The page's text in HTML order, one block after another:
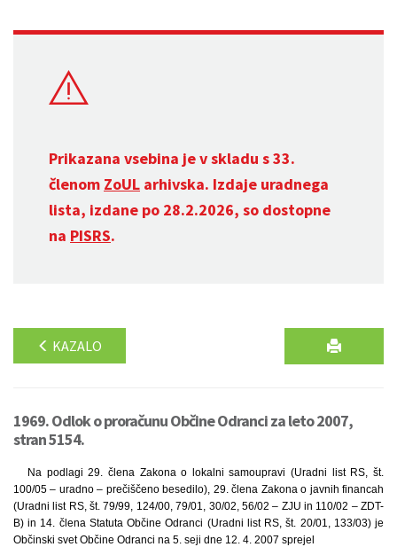
Prikazana vsebina je v skladu s 33.
členom ZoUL arhivska. Izdaje uradnega
lista, izdane po 28.2.2026, so dostopne
na PISRS.
KAZALO
1969. Odlok o proračunu Občine Odranci za leto 2007,
stran 5154.
Na podlagi 29. člena Zakona o lokalni samoupravi (Uradni list RS, št.
100/05 – uradno – prečiščeno besedilo), 29. člena Zakona o javnih financah
(Uradni list RS, št. 79/99, 124/00, 79/01, 30/02, 56/02 – ZJU in 110/02 – ZDT-
B) in 14. člena Statuta Občine Odranci (Uradni list RS, št. 20/01, 133/03) je
Občinski svet Občine Odranci na 5. seji dne 12. 4. 2007 sprejel